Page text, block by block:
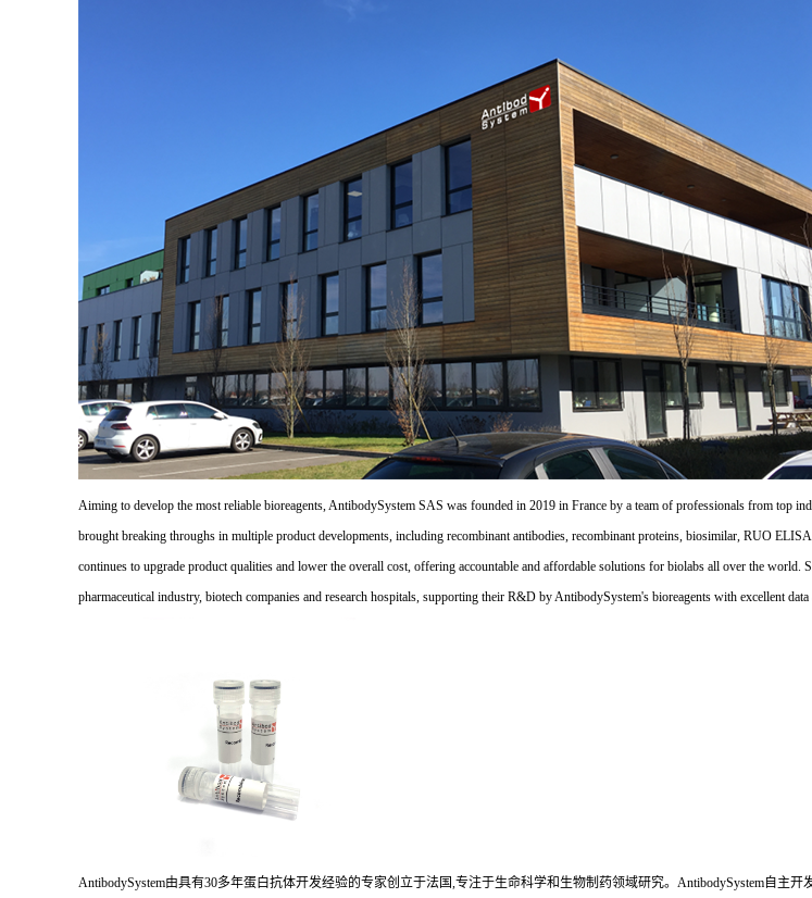
Aiming to develop the most reliable bioreagents, AntibodySystem SAS was founded in 2019 in France by a team of professionals from top
brought breaking throughs in multiple product developments, including recombinant antibodies, recombinant proteins, biosimilar, RUO
continues to upgrade product qualities and lower the overall cost, offering accountable and affordable solutions for biolabs all over the
pharmaceutical industry, biotech companies and research hospitals, supporting their R&D by AntibodySystem's bioreagents with excellent
AntibodySystem由具有30多年蛋白抗体开发经验的专家创立于法国,专注于生命科学和生物制药领域研究。AntibodySystem自